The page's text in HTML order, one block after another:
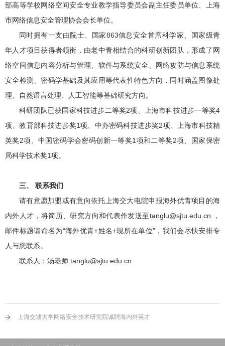
部高等学校网络空间安全专业教学指导委员会副主任委员单位、上海
市网络信息安全管理协会会长单位。
同时拥有一支由院士、国家863信息安全首席科学家、国家级青
年人才项目获得者领衔，由老中青相结合的科研创新团队，形成了网
络空间信息内容分析与管理、软件与系统安全、网络攻防与信息系统
安全检测、密码学基础及其应用等代表性特色方向，同时涵盖图像处
理、自然语言处理、人工智能等基础研究方向。
科研团队已获国家科技进步二等奖2项、上海市科技进步一等奖4
项、教育部科技进步奖1项、中办密码科技进步奖2项、上海市科技精
英奖2项、中国密码学会密码创新一等奖1项和二等奖2项、国家保密
局科学技术奖1项。
三、 联系我们
请有意愿加盟或有意向依托上海交大电院申报海外优青项目的海
内外人才，将简历、研究方向和代表作发送至tanglu@sjtu.edu.cn ，
邮件标题请命名为“海外优青+姓名+现所在单位”，我们会尽快安排专
人与您联系。
联系人：汤老师 tanglu@sjtu.edu.cn
上海交通大学网络安全技术研究院诚聘海内外英才